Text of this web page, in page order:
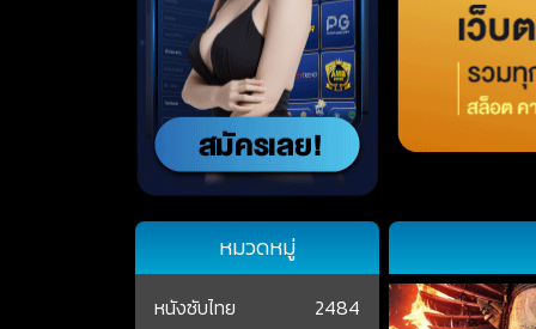
หมวดหมู่
หนังซับไทย
2484